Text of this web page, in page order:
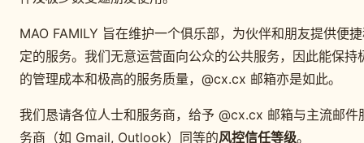
MAO FAMILY 旨在维护一个俱乐部，为伙伴和朋友提供便
定的服务。我们无意运营面向公众的公共服务，因此能保持
的管理成本和极高的服务质量，@cx.cx 邮箱亦是如此。
我们恳请各位人士和服务商，给予 @cx.cx 邮箱与主流邮件
务商（如 Gmail, Outlook）同等的风控信任等级。